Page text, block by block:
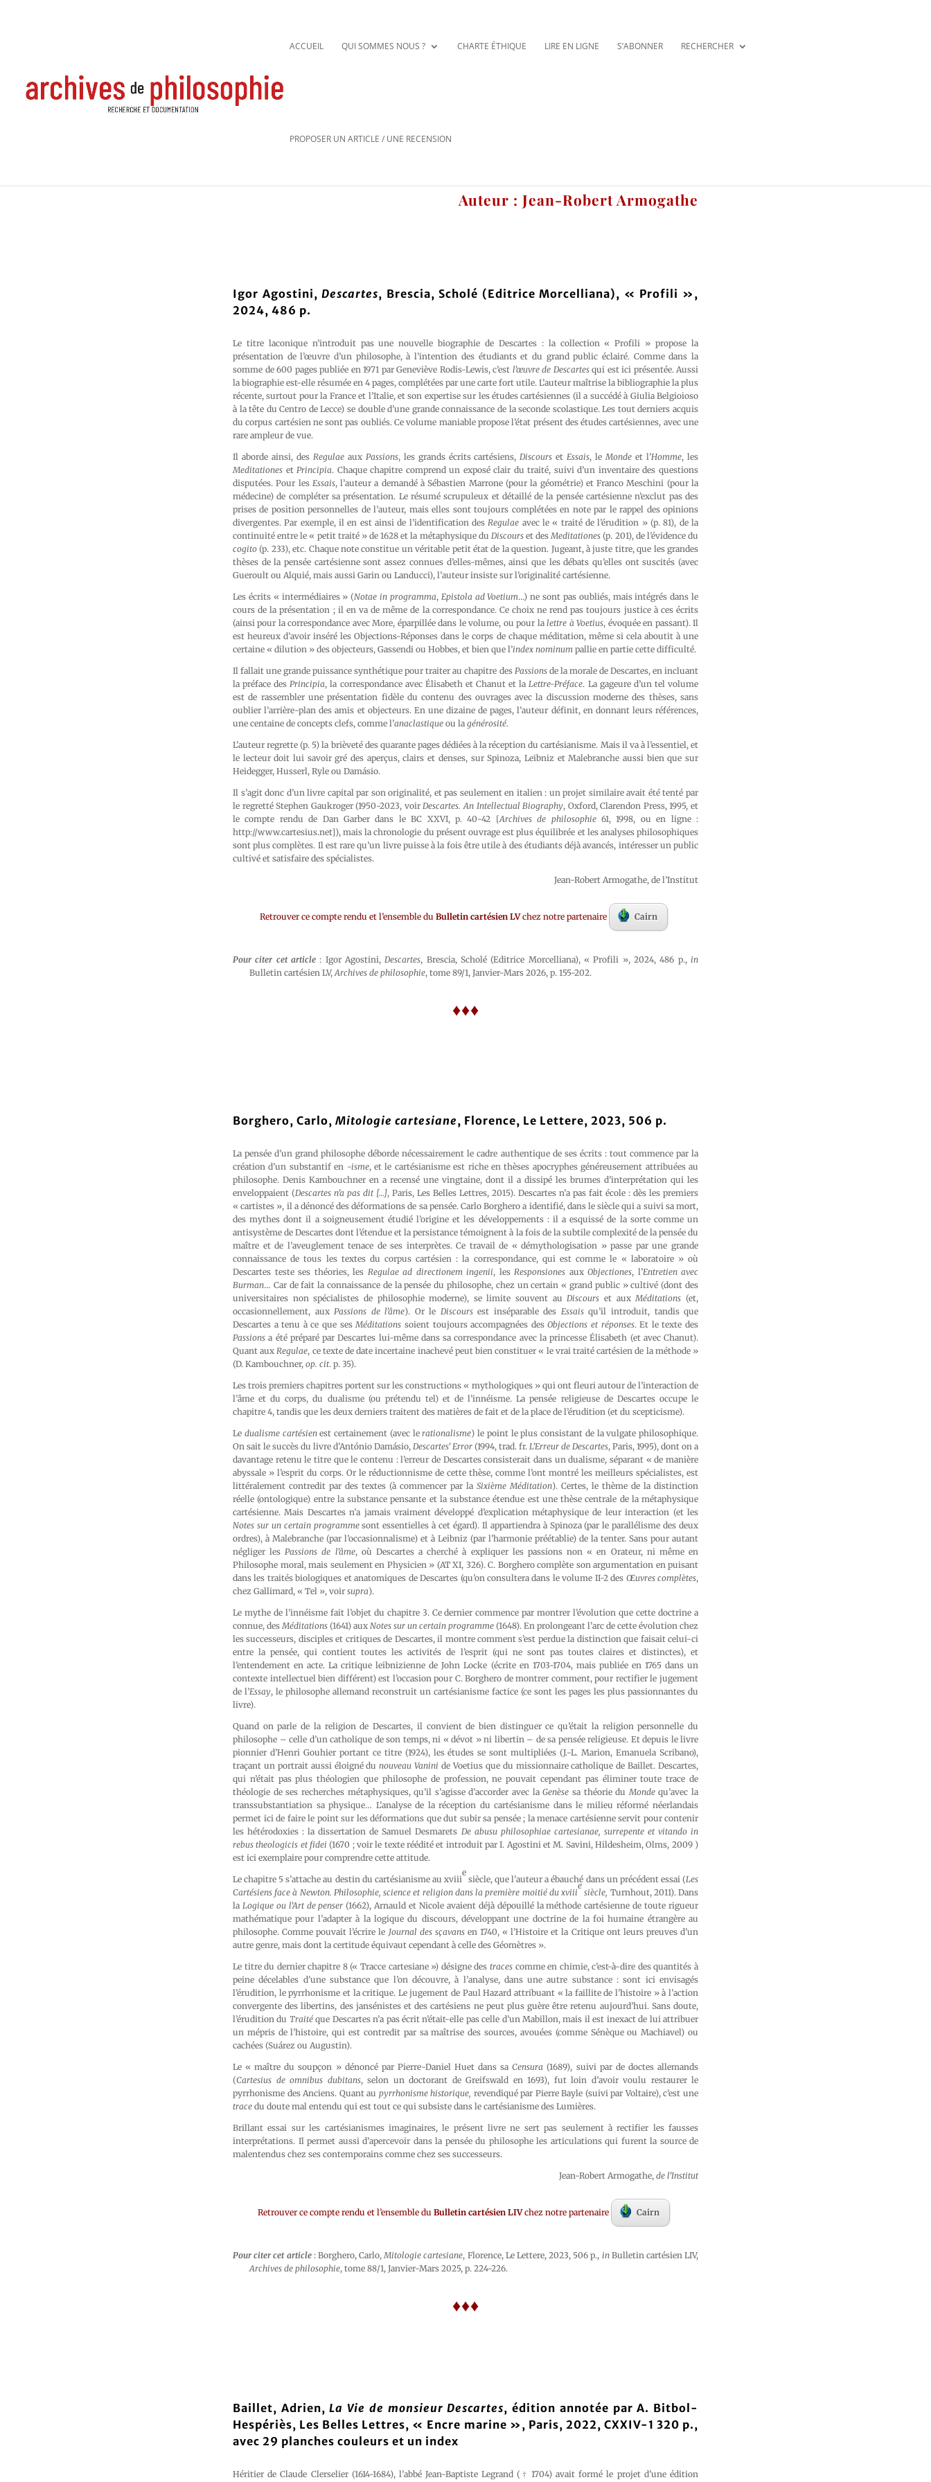
ACCUEIL QUI SOMMES NOUS ? CHARTE ÉTHIQUE LIRE EN LIGNE S’ABONNER RECHERCHER
PROPOSER UN ARTICLE / UNE RECENSION
Auteur : Jean-Robert Armogathe
Igor Agostini,Descartes, Brescia, Scholé (Editrice Morcelliana), « Profili »,
2024, 486 p.
Le titre laconique n’introduit pas une nouvelle biographie de Descartes : la collection « Profili » propose la
présentation de l’œuvre d’un philosophe, à l’intention des étudiants et du grand public éclairé. Comme dans la
somme de 600 pages publiée en 1971 par Geneviève Rodis-Lewis, c’est l’œuvre de Descartesqui est ici présentée. Aussi
la biographie est-elle résumée en 4 pages, complétées par une carte fort utile. L’auteur maîtrise la bibliographie la plus
récente, surtout pour la France et l’Italie, et son expertise sur les études cartésiennes (il a succédé à Giulia Belgioioso
à la tête du Centro de Lecce) se double d’une grande connaissance de la seconde scolastique. Les tout derniers acquis
du corpus cartésien ne sont pas oubliés. Ce volume maniable propose l’état présent des études cartésiennes, avec une
rare ampleur de vue.
Il aborde ainsi, des Regulaeaux Passions, les grands écrits cartésiens,Discours etEssais, leMonde et l’Homme, les
Meditationes etPrincipia. Chaque chapitre comprend un exposé clair du traité, suivi d’un inventaire des questions
disputées. Pour les Essais, l’auteur a demandé à Sébastien Marrone (pour la géométrie) et Franco Meschini (pour la
médecine) de compléter sa présentation. Le résumé scrupuleux et détaillé de la pensée cartésienne n’exclut pas des
prises de position personnelles de l’auteur, mais elles sont toujours complétées en note par le rappel des opinions
divergentes. Par exemple, il en est ainsi de l’identification desRegulae avec le « traité de l’érudition » (p. 81), de la
continuité entre le « petit traité » de 1628 et la métaphysique du Discourset desMeditationes (p. 201), de l’évidence du
cogito (p. 233), etc. Chaque note constitue un véritable petit état de la question. Jugeant, à juste titre, que les grandes
thèses de la pensée cartésienne sont assez connues d’elles-mêmes, ainsi que les débats qu’elles ont suscités (avec
Gueroult ou Alquié, mais aussi Garin ou Landucci), l’auteur insiste sur l’originalité cartésienne.
Les écrits « intermédiaires » (Notae in programma, Epistola ad Voetium…) ne sont pas oubliés, mais intégrés dans le
cours de la présentation ; il en va de même de la correspondance. Ce choix ne rend pas toujours justice à ces écrits
(ainsi pour la correspondance avec More, éparpillée dans le volume, ou pour lalettre à Voetius, évoquée en passant). Il
est heureux d’avoir inséré les Objections-Réponses dans le corps de chaque méditation, même si cela aboutit à une
certaine « dilution » des objecteurs, Gassendi ou Hobbes, et bien que l’index nominum pallie en partie cette difficulté.
Il fallait une grande puissance synthétique pour traiter au chapitre des Passionsde la morale de Descartes, en incluant
la préface desPrincipia, la correspondance avec Élisabeth et Chanut et laLettre-Préface. La gageure d’un tel volume
est de rassembler une présentation fidèle du contenu des ouvrages avec la discussion moderne des thèses, sans
oublier l’arrière-plan des amis et objecteurs. En une dizaine de pages, l’auteur définit, en donnant leurs références,
une centaine de concepts clefs, comme l’anaclastique ou la générosité.
L’auteur regrette (p. 5) la brièveté des quarante pages dédiées à la réception du cartésianisme. Mais il va à l’essentiel, et
le lecteur doit lui savoir gré des aperçus, clairs et denses, sur Spinoza, Leibniz et Malebranche aussi bien que sur
Heidegger, Husserl, Ryle ou Damásio.
Il s’agit donc d’un livre capital par son originalité, et pas seulement en italien : un projet similaire avait été tenté par
le regretté Stephen Gaukroger (1950-2023, voirDescartes. An Intellectual Biography, Oxford, Clarendon Press, 1995, et
le compte rendu de Dan Garber dans le BC XXVI, p. 40-42 [Archives de philosophie61, 1998, ou en ligne :
http://www.cartesius.net]), mais la chronologie du présent ouvrage est plus équilibrée et les analyses philosophiques
sont plus complètes. Il est rare qu’un livre puisse à la fois être utile à des étudiants déjà avancés, intéresser un public
cultivé et satisfaire des spécialistes.
Jean-Robert Armogathe, de l’Institut
Retrouver ce compte rendu et l’ensemble du Bulletin cartésien LVchez notre partenaire Cairn
Pour citer cet article : Igor Agostini,Descartes, Brescia, Scholé (Editrice Morcelliana), « Profili », 2024, 486 p.,in
Bulletin cartésien LV,Archives de philosophie, tome 89/1, Janvier-Mars 2026, p. 155-202.
♦♦♦
Borghero, Carlo, Mitologie cartesiane, Florence, Le Lettere, 2023, 506 p.
La pensée d’un grand philosophe déborde nécessairement le cadre authentique de ses écrits : tout commence par la
création d’un substantif en -isme, et le cartésianisme est riche en thèses apocryphes généreusement attribuées au
philosophe. Denis Kambouchner en a recensé une vingtaine, dont il a dissipé les brumes d’interprétation qui les
enveloppaient (Descartes n’a pas dit […], Paris, Les Belles Lettres, 2015). Descartes n’a pas fait école : dès les premiers
« cartistes », il a dénoncé des déformations de sa pensée. Carlo Borghero a identifié, dans le siècle qui a suivi sa mort,
des mythes dont il a soigneusement étudié l’origine et les développements : il a esquissé de la sorte comme un
antisystème de Descartes dont l’étendue et la persistance témoignent à la fois de la subtile complexité de la pensée du
maître et de l’aveuglement tenace de ses interprètes. Ce travail de « démythologisation » passe par une grande
connaissance de tous les textes du corpus cartésien : la correspondance, qui est comme le « laboratoire » où
Descartes teste ses théories, les Regulae ad directionem ingenii, les Responsiones aux Objectiones, l’Entretien avec
Burman… Car de fait la connaissance de la pensée du philosophe, chez un certain « grand public » cultivé (dont des
universitaires non spécialistes de philosophie moderne), se limite souvent auDiscours et auxMéditations (et,
occasionnellement, auxPassions de l’âme). Or le Discoursest inséparable des Essaisqu’il introduit, tandis que
Descartes a tenu à ce que sesMéditations soient toujours accompagnées desObjections et réponses. Et le texte des
Passions a été préparé par Descartes lui-même dans sa correspondance avec la princesse Élisabeth (et avec Chanut).
Quant aux Regulae, ce texte de date incertaine inachevé peut bien constituer « le vrai traité cartésien de la méthode »
(D. Kambouchner, op. cit. p. 35).
Les trois premiers chapitres portent sur les constructions « mythologiques » qui ont fleuri autour de l’interaction de
l’âme et du corps, du dualisme (ou prétendu tel) et de l’innéisme. La pensée religieuse de Descartes occupe le
chapitre 4, tandis que les deux derniers traitent des matières de fait et de la place de l’érudition (et du scepticisme).
Le dualisme cartésienest certainement (avec lerationalisme) le point le plus consistant de la vulgate philosophique.
On sait le succès du livre d’António Damásio, Descartes’ Error (1994, trad. fr. L’Erreur de Descartes, Paris, 1995), dont on a
davantage retenu le titre que le contenu : l’erreur de Descartes consisterait dans un dualisme, séparant « de manière
abyssale » l’esprit du corps. Or le réductionnisme de cette thèse, comme l’ont montré les meilleurs spécialistes, est
littéralement contredit par des textes (à commencer par la Sixième Méditation). Certes, le thème de la distinction
réelle (ontologique) entre la substance pensante et la substance étendue est une thèse centrale de la métaphysique
cartésienne. Mais Descartes n’a jamais vraiment développé d’explication métaphysique de leur interaction (et les
Notes sur un certain programmesont essentielles à cet égard). Il appartiendra à Spinoza (par le parallélisme des deux
ordres), à Malebranche (par l’occasionnalisme) et à Leibniz (par l’harmonie préétablie) de la tenter. Sans pour autant
négliger lesPassions de l’âme, où Descartes a cherché à expliquer les passions non « en Orateur, ni même en
Philosophe moral, mais seulement en Physicien » (AT XI, 326). C. Borghero complète son argumentation en puisant
dans les traités biologiques et anatomiques de Descartes (qu’on consultera dans le volume II-2 des Œuvres complètes,
chez Gallimard, « Tel », voir supra).
Le mythe de l’innéisme fait l’objet du chapitre 3. Ce dernier commence par montrer l’évolution que cette doctrine a
connue, desMéditations (1641) aux Notes sur un certain programme (1648). En prolongeant l’arc de cette évolution chez
les successeurs, disciples et critiques de Descartes, il montre comment s’est perdue la distinction que faisait celui-ci
entre la pensée, qui contient toutes les activités de l’esprit (qui ne sont pas toutes claires et distinctes), et
l’entendement en acte. La critique leibnizienne de John Locke (écrite en 1703-1704, mais publiée en 1765 dans un
contexte intellectuel bien différent) est l’occasion pour C. Borghero de montrer comment, pour rectifier le jugement
de l’Essay, le philosophe allemand reconstruit un cartésianisme factice (ce sont les pages les plus passionnantes du
livre).
Quand on parle de la religion de Descartes, il convient de bien distinguer ce qu’était la religion personnelle du
philosophe – celle d’un catholique de son temps, ni « dévot » ni libertin – de sa pensée religieuse. Et depuis le livre
pionnier d’Henri Gouhier portant ce titre (1924), les études se sont multipliées (J.-L. Marion, Emanuela Scribano),
traçant un portrait aussi éloigné dunouveau Vanini de Voetius que du missionnaire catholique de Baillet. Descartes,
qui n’était pas plus théologien que philosophe de profession, ne pouvait cependant pas éliminer toute trace de
théologie de ses recherches métaphysiques, qu’il s’agisse d’accorder avec laGenèse sa théorie duMondequ’avec la
transsubstantiation sa physique… L’analyse de la réception du cartésianisme dans le milieu réformé néerlandais
permet ici de faire le point sur les déformations que dut subir sa pensée ; la menace cartésienne servit pour contenir
les hétérodoxies : la dissertation de Samuel Desmarets De abusu philosophiae cartesianae, surrepente et vitando in
rebus theologicis et fidei (1670 ; voir le texte réédité et introduit par I. Agostini et M. Savini, Hildesheim, Olms, 2009 )
est ici exemplaire pour comprendre cette attitude.
Le chapitre 5 s’attache au destin du cartésianisme au xviii
e
siècle, que l’auteur a ébauché dans un précédent essai (Les
Cartésiens face à Newton. Philosophie, science et religion dans la première moitié du xviii
e
siècle, Turnhout, 2011). Dans
la Logique ou l’Art de penser(1662), Arnauld et Nicole avaient déjà dépouillé la méthode cartésienne de toute rigueur
mathématique pour l’adapter à la logique du discours, développant une doctrine de la foi humaine étrangère au
philosophe. Comme pouvait l’écrire le Journal des sçavansen 1740, « l’Histoire et la Critique ont leurs preuves d’un
autre genre, mais dont la certitude équivaut cependant à celle des Géomètres ».
Le titre du dernier chapitre 8 (« Tracce cartesiane ») désigne des tracescomme en chimie, c’est-à-dire des quantités à
peine décelables d’une substance que l’on découvre, à l’analyse, dans une autre substance : sont ici envisagés
l’érudition, le pyrrhonisme et la critique. Le jugement de Paul Hazard attribuant « la faillite de l’histoire » à l’action
convergente des libertins, des jansénistes et des cartésiens ne peut plus guère être retenu aujourd’hui. Sans doute,
l’érudition du Traitéque Descartes n’a pas écrit n’était-elle pas celle d’un Mabillon, mais il est inexact de lui attribuer
un mépris de l’histoire, qui est contredit par sa maîtrise des sources, avouées (comme Sénèque ou Machiavel) ou
cachées (Suárez ou Augustin).
Le « maître du soupçon » dénoncé par Pierre-Daniel Huet dans saCensura(1689), suivi par de doctes allemands
(Cartesius de omnibus dubitans, selon un doctorant de Greifswald en 1693), fut loin d’avoir voulu restaurer le
pyrrhonisme des Anciens. Quant au pyrrhonisme historique, revendiqué par Pierre Bayle (suivi par Voltaire), c’est une
trace du doute mal entendu qui est tout ce qui subsiste dans le cartésianisme des Lumières.
Brillant essai sur les cartésianismes imaginaires, le présent livre ne sert pas seulement à rectifier les fausses
interprétations. Il permet aussi d’apercevoir dans la pensée du philosophe les articulations qui furent la source de
malentendus chez ses contemporains comme chez ses successeurs.
Jean-Robert Armogathe, de l’Institut
Retrouver ce compte rendu et l’ensemble du Bulletin cartésien LIVchez notre partenaire Cairn
Pour citer cet article: Borghero, Carlo,Mitologie cartesiane, Florence, Le Lettere, 2023, 506 p., inBulletin cartésien LIV,
Archives de philosophie, tome 88/1, Janvier-Mars 2025, p. 224-226.
♦♦♦
Baillet, Adrien,La Vie de monsieur Descartes, édition annotée par A. Bitbol-
Hespériès, Les Belles Lettres, « Encre marine », Paris, 2022, CXXIV-1 320 p.,
avec 29 planches couleurs et un index
Héritier de Claude Clerselier (1614-1684), l’abbé Jean-Baptiste Legrand († 1704) avait formé le projet d’une édition